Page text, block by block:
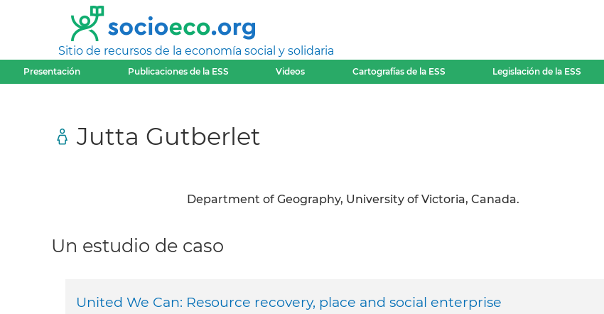
Sitio de recursos de la economía social y solidaria
Presentación Publicaciones de la ESS Videos Cartografías de la ESS Legislación de la ESS
Jutta Gutberlet
Department of Geography, University of Victoria, Canada.
Un estudio de caso
United We Can: Resource recovery, place and social enterprise